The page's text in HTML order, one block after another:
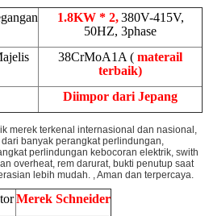
1.8KW * 2, 380V-415V,
50HZ, 3phase
38CrMoA1A ( materail
terbaik)
Diimpor dari Jepang
merek terkenal internasional dan nasional,
banyak perangkat perlindungan,
perlindungan kebocoran elektrik, swith
overheat, rem darurat, bukti penutup saat
lebih mudah. , Aman dan terpercaya.
Merek Schneider